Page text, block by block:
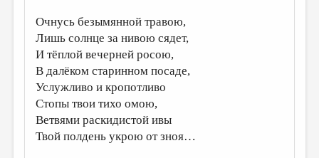
Очнусь безымянной травою,
Лишь солнце за нивою сядет,
И тёплой вечерней росою,
В далёком старинном посаде,
Услужливо и кропотливо
Стопы твои тихо омою,
Ветвями раскидистой ивы
Твой полдень укрою от зноя…